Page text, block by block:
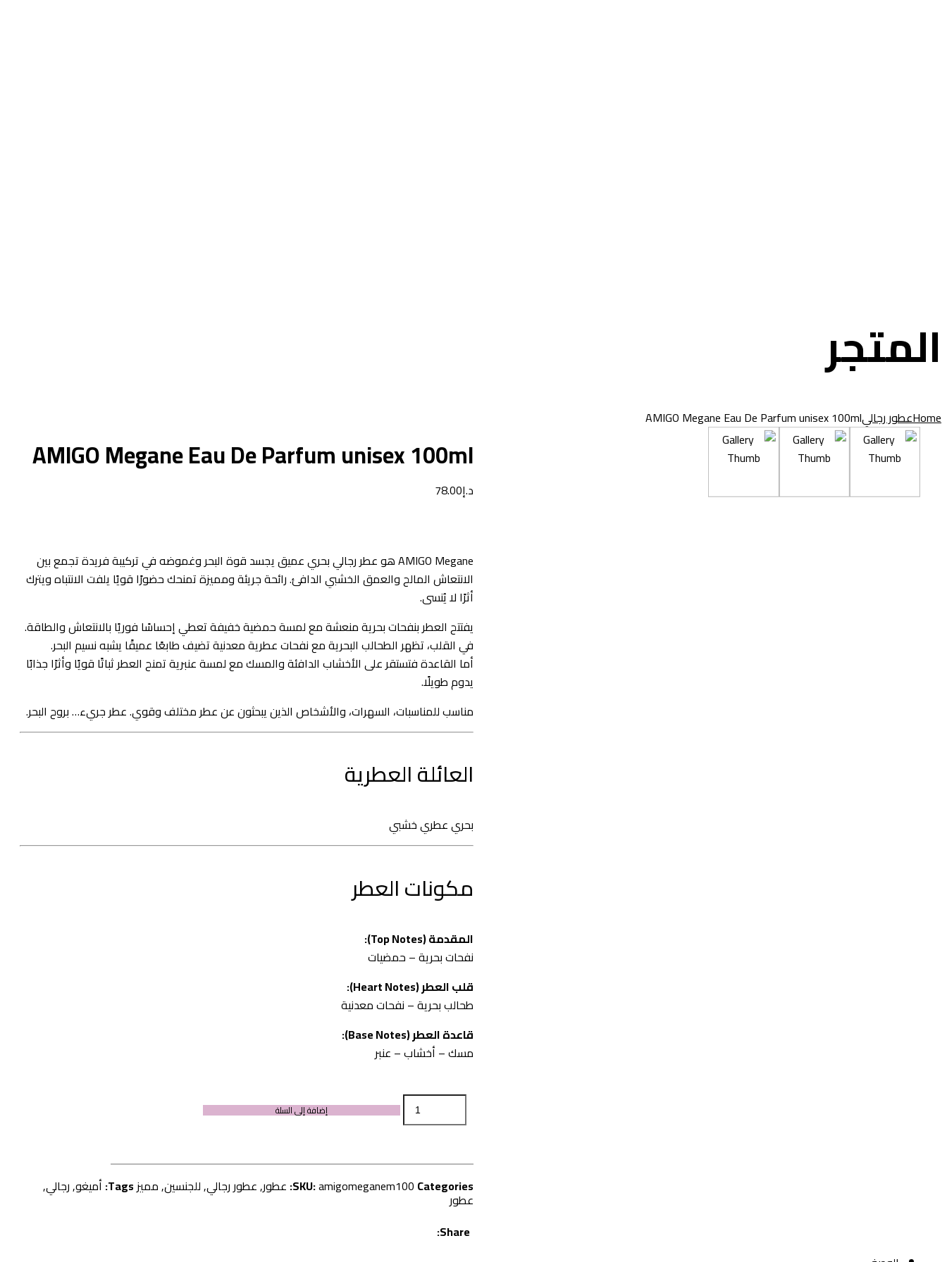
المتجر
Homeعطور رجاليAMIGO Megane Eau De Parfum unisex 100ml
AMIGO Megane Eau De Parfum unisex 100ml
د.إ78.00
AMIGO Megane هو عطر رجالي بحري عميق يجسد قوة البحر وغموضه في تركيبة فريدة تجمع بين
الانتعاش المالح والعمق الخشبي الدافئ. رائحة جريئة ومميزة تمنحك حضورًا قويًا يلفت الانتباه ويترك
أثرًا لا يُنسى.
يفتتح العطر بنفحات بحرية منعشة مع لمسة حمضية خفيفة تعطي إحساسًا فوريًا بالانتعاش والطاقة.
في القلب، تظهر الطحالب البحرية مع نفحات عطرية معدنية تضيف طابعًا عميقًا يشبه نسيم البحر.
أما القاعدة فتستقر على الأخشاب الدافئة والمسك مع لمسة عنبرية تمنح العطر ثباتًا قويًا وأثرًا جذابًا
يدوم طويلًا.
مناسب للمناسبات، السهرات، والأشخاص الذين يبحثون عن عطر مختلف وقوي. عطر جريء… بروح البحر.
العائلة العطرية
بحري عطري خشبي
مكونات العطر
المقدمة (Top Notes):
نفحات بحرية – حمضيات
قلب العطر (Heart Notes):
طحالب بحرية – نفحات معدنية
قاعدة العطر (Base Notes):
مسك – أخشاب – عنبر
إضافة إلى السلة
SKU:amigomeganem100 Categories: عطور,عطور رجالي,للجنسين,مميزTags: أميغو,رجالي,
عطور
Share: